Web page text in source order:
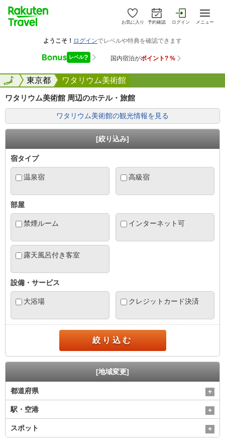
お気に入り 予約確認 ログイン メニュー
全国東京都 ワタリウム美術館
全国
ワタリウム美術館 周辺のホテル・旅館
ワタリウム美術館の観光情報を見る
[絞り込み]
宿タイプ
温泉宿 高級宿
部屋
禁煙ルーム インターネット可
露天風呂付き客室
設備・サービス
大浴場 クレジットカード決済
絞り込む
[地域変更]
都道府県
駅・空港
スポット